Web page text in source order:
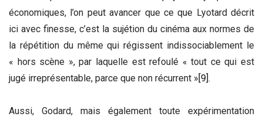
économiques, l’on peut avancer que ce que Lyotard décrit
ici avec finesse, c’est la sujétion du cinéma aux normes de
la répétition du même qui régissent indissociablement le
« hors scène », par laquelle est refoulé « tout ce qui est
jugé irreprésentable, parce que non récurrent » [9] .
Aussi, Godard, mais également toute expérimentation